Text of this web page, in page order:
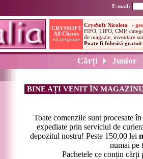
E-mail:
Cărți Junior
BINE AȚI VENIT ÎN
Toate comenzile sunt procesate în
expediate prin serviciul de
depozitul nostru! Peste 150,00 lei
numai pe
Pachetele ce conțin cărți